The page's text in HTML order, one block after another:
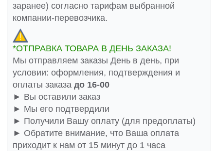
заранее) согласно тарифам выбранной
компании-перевозчика.
*ОТПРАВКА ТОВАРА В ДЕНЬ ЗАКАЗА!
Мы отправляем заказы День в день, при
условии: оформления, подтверждения и
оплаты заказа до 16-00
► Вы оставили заказ
► Мы его подтвердили
► Получили Вашу оплату (для предоплаты)
► Обратите внимание, что Ваша оплата
приходит к нам от 15 минут до 1 часа